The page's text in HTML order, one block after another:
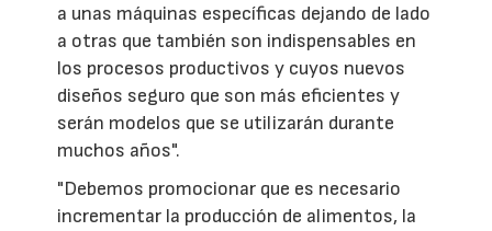
a unas máquinas específicas dejando de lado
a otras que también son indispensables en
los procesos productivos y cuyos nuevos
diseños seguro que son más eficientes y
serán modelos que se utilizarán durante
muchos años".
"Debemos promocionar que es necesario
incrementar la producción de alimentos, la